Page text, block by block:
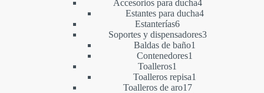
productos
Accesorios para ducha44
productos
Estantes para ducha44
Estanterías66
productos
Soportes y dispensadores33
Baldas de baño1
Contenedores1
Toalleros1
producto
Toalleros repisa1
Toalleros de aro1717